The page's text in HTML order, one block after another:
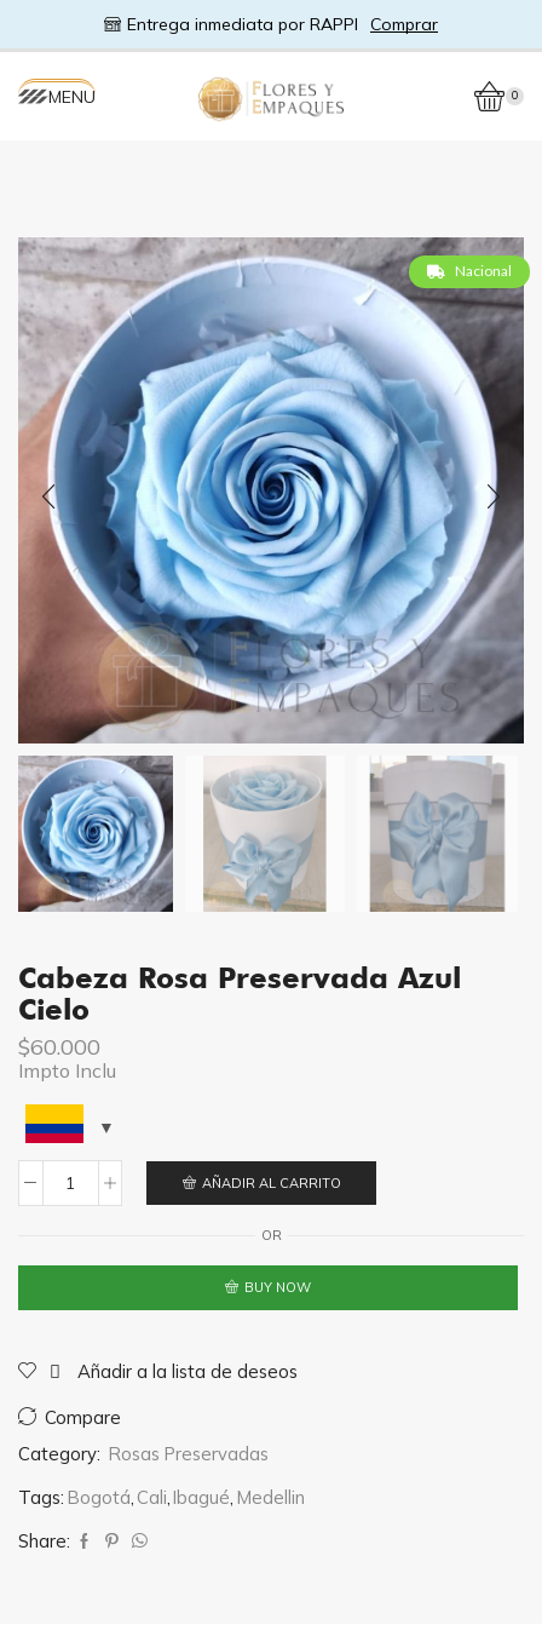
Entrega inmediata por RAPPI Comprar
MENU 0
Nacional
Cabeza Rosa Preservada Azul
Cielo
$60.000
Impto Inclu
Preservada
cantidad
AÑADIR AL CARRITO
OR
BUY NOW
Añadir a la lista de deseos
Compare
Category: Rosas Preservadas
Tags: Bogotá, Cali, Ibagué, Medellin
Share: